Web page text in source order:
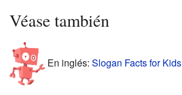
Véase también
En inglés: Slogan Facts for Kids